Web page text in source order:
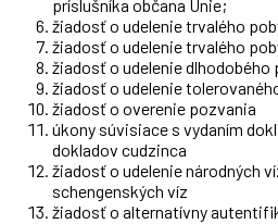
príslušníka občana Únie;
žiadosť o udelenie trvalého
žiadosť o udelenie trvalého
žiadosť o udelenie dlhodobého
žiadosť o udelenie
žiadosť o overenie pozvania
úkony súvisiace s vydaním
dokladov cudzinca
žiadosť o udelenie národných
schengenských víz
žiadosť o alternatívny